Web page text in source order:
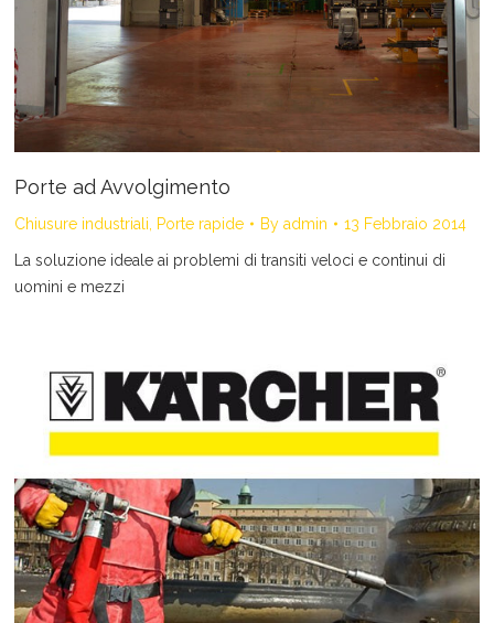
Porte ad Avvolgimento
Chiusure industriali Porte rapide By admin 13 Febbraio 2014
La soluzione ideale ai problemi di transiti veloci e continui di
uomini e mezzi